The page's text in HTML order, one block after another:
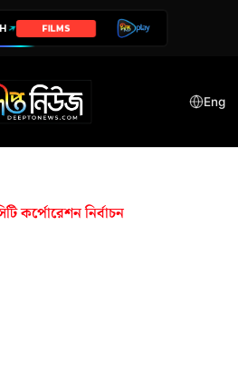
FILMS
Eng
কর্পোরেশন নির্বাচন